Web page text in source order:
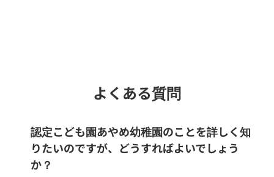
よくある質問
認定こども園あやめ幼稚園のことを詳しく知
りたいのですが、どうすればよいでしょう
か？